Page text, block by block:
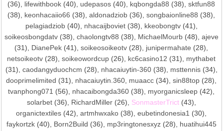
(36), lifewithbook (40), udepasos (40), kqbongda88 (38),sktfun88
(38), keonhacaiio66 (38),aldonadziob (36),songbaionline88 (38),
pelagiadziob(40), nhacaijboviet(38), kkeobongtv(41),
soikeosbongdatv(38), chaolongtv88 (38), MichaelMourb(48), ajeve
(31), DianePek (41),soikeosoikeotv (28), junipermahate (28),
netsoikeotv (28),soikeowordcup (26), kc6casino12 (31), mythabet
(31), caodangyduochcm (28), nhacaiuytin-360(38), msttennis(34),
dooprimelimited (31), nhacaiuytin.360, muaacc (34),sin88top (28),
tvanphong071 (56), nhacaibongda360 (38), myorganicsleep (42),
solarbet(36), RichardMiller(26), SonmasterTrict(43),
organictextiles (42),artmhwxako (38),eubetindonesia1 (30),
faykortzk(40), Born2Build (36), mp3ringtonesxyz(28), huatihui445